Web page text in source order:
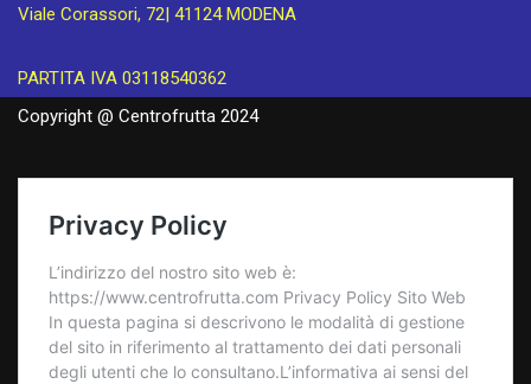
Viale Corassori, 72| 41124 MODENA
PARTITA IVA 03118540362
Copyright @ Centrofrutta 2024